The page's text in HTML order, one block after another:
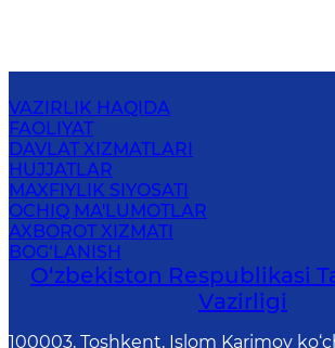
VAZIRLIK HAQIDA
FAOLIYAT
DAVLAT XIZMATLARI
HUJJATLAR
MAXFIYLIK SIYOSATI
OCHIQ MA'LUMOTLAR
AXBOROT XIZMATI
BOG‘LANISH
O‘zbеkistоn Rеspublikаsi
Vаzirligi
100003, Toshkent, Islom Karimov